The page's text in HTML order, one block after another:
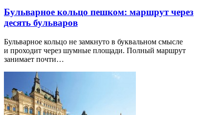
Бульварное кольцо пешком: маршрут через
десять бульваров
Бульварное кольцо не замкнуто в буквальном смысле
и проходит через шумные площади. Полный маршрут
занимает почти…